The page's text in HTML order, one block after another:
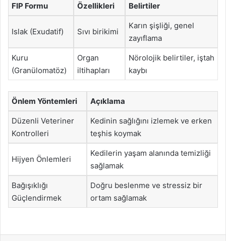
FIP Formu Özellikleri Belirtiler
Islak (Exudatif) Sıvı birikimi
Karın şişliği, genel
zayıflama
Kuru
(Granülomatöz)
Organ
iltihapları
Nörolojik belirtiler, iştah
kaybı
Önlem Yöntemleri Açıklama
Düzenli Veteriner
Kontrolleri
Kedinin sağlığını izlemek ve erken
teşhis koymak
Hijyen Önlemleri
Kedilerin yaşam alanında temizliği
sağlamak
Bağışıklığı
Güçlendirmek
Doğru beslenme ve stressiz bir
ortam sağlamak